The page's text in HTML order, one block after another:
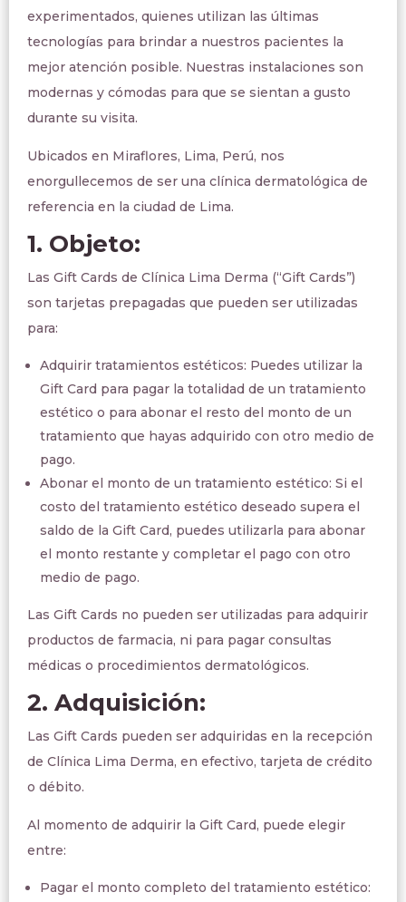
experimentados, quienes utilizan las últimas
tecnologías para brindar a nuestros pacientes la
mejor atención posible. Nuestras instalaciones son
modernas y cómodas para que se sientan a gusto
durante su visita.
Ubicados en Miraflores, Lima, Perú, nos
enorgullecemos de ser una clínica dermatológica de
referencia en la ciudad de Lima.
1. Objeto:
Las Gift Cards de Clínica Lima Derma (“Gift Cards”)
son tarjetas prepagadas que pueden ser utilizadas
para:
Adquirir tratamientos estéticos: Puedes utilizar la
Gift Card para pagar la totalidad de un tratamiento
estético o para abonar el resto del monto de un
tratamiento que hayas adquirido con otro medio de
pago.
Abonar el monto de un tratamiento estético: Si el
costo del tratamiento estético deseado supera el
saldo de la Gift Card, puedes utilizarla para abonar
el monto restante y completar el pago con otro
medio de pago.
Las Gift Cards no pueden ser utilizadas para adquirir
productos de farmacia, ni para pagar consultas
médicas o procedimientos dermatológicos.
2. Adquisición:
Las Gift Cards pueden ser adquiridas en la recepción
de Clínica Lima Derma, en efectivo, tarjeta de crédito
o débito.
Al momento de adquirir la Gift Card, puede elegir
entre:
Pagar el monto completo del tratamiento estético: